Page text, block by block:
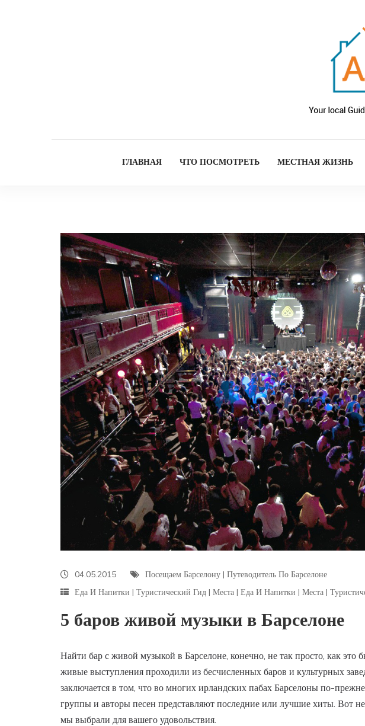
ГЛАВНАЯ ЧТО ПОСМОТРЕТЬ МЕСТНАЯ ЖИЗНЬ
04.05.2015 Посещаем Барселону | Путеводитель По Барселоне
Еда И Напитки | Туристический Гид | Места | Еда И Напитки | Места |
5 баров живой музыки в Барселоне
Найти бар с живой музыкой в Барселоне, конечно, не так просто, как это
живые выступления проходили из бесчисленных баров и культурных
заключается в том, что во многих ирландских пабах Барселоны по-
группы и авторы песен представляют последние или лучшие хиты. Вот
мы выбрали для вашего удовольствия.